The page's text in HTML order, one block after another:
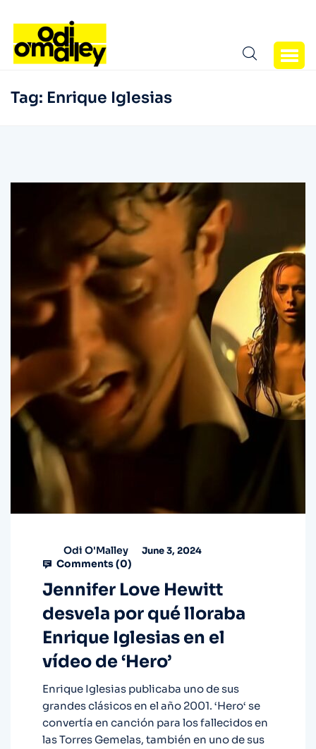
Tag: Enrique Iglesias
Odi O'Malley June 3, 2024
Comments (0)
Jennifer Love Hewitt
desvela por qué lloraba
Enrique Iglesias en el
vídeo de ‘Hero’
Enrique Iglesias publicaba uno de sus
grandes clásicos en el año 2001. ‘Hero‘ se
convertía en canción para los fallecidos en
las Torres Gemelas, también en uno de sus